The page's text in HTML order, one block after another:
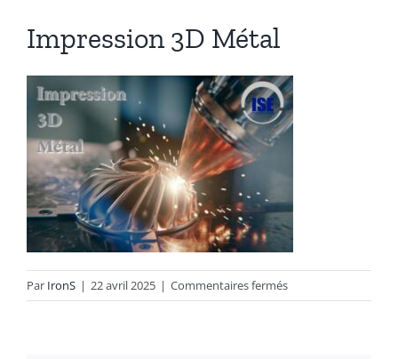
Autres produits
Boulonnerie spéciale
News
Devis
Impression 3D Métal
Par IronS | 22 avril 2025 | Commentaires ferméssur
Impression